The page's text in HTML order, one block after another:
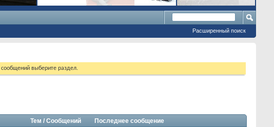
Расширенный поиск
выберите раздел.
Тем / Сообщений Последнее сообщение